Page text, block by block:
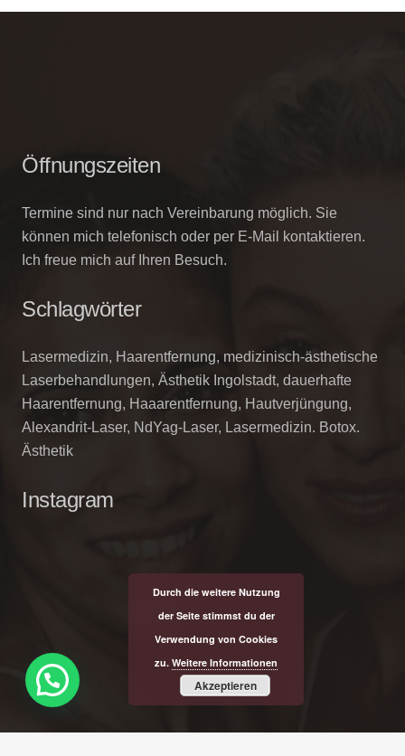
Öffnungszeiten
Termine sind nur nach Vereinbarung möglich. Sie
können mich telefonisch oder per E-Mail kontaktieren.
Ich freue mich auf Ihren Besuch.
Schlagwörter
Lasermedizin, Haarentfernung, medizinisch-ästhetische
Laserbehandlungen, Ästhetik Ingolstadt, dauerhafte
Haarentfernung, Haaarentfernung, Hautverjüngung,
Alexandrit-Laser, NdYag-Laser, Lasermedizin. Botox.
Ästhetik
Instagram
Durch die weitere Nutzung
der Seite stimmst du der
Verwendung von Cookies
zu. Weitere Informationen
Akzeptieren